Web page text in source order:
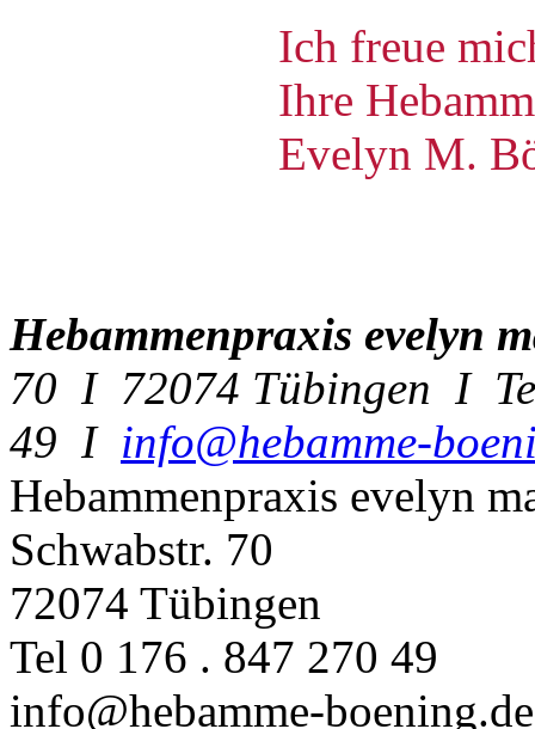
Ich freue
Ihre
Evelyn M.
Hebammenpraxis evelyn
70 I 72074 Tübingen I
49 I info@hebamme-
Hebammenpraxis evelyn
Schwabstr. 70
72074 Tübingen
Tel 0 176 . 847 270 49
info@hebamme-boening.de